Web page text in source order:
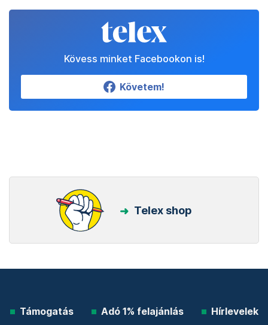
Kövess minket Facebookon is!
Követem!
Telex shop
Támogatás Adó 1% felajánlás Hírlevelek